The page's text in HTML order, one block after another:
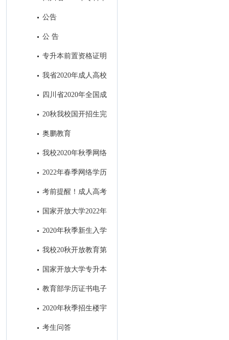
业退役军人和普通高职（专科）
接受成人本科教育报名公告
公告
公 告
专升本前置资格证明
材料出现问题处理办法
我省2020年成人高校
招生录取最低控制分数线出炉！
四川省2020年全国成
人高考考生身体健康监测公告
20秋我校国开招生完
奥鹏教育
我校2020年秋季网络
教育招生顺利结束
2022年春季网络学历
教育电子科技大学招生简章
考前提醒！成人高考
明天开考，这4点需注意！
国家开放大学2022年
秋季招生简章
2020年秋季新生入学
指南设计印刷项目招标公告
我校20秋开放教育第
一批次招生全面结束
国家开放大学专升本
前置学历​审核中常见问题及处理
教育部学历证书电子
注册备案表申请流程
2020年秋季招生楼宇
视频广告制作项目招标公共
考生问答